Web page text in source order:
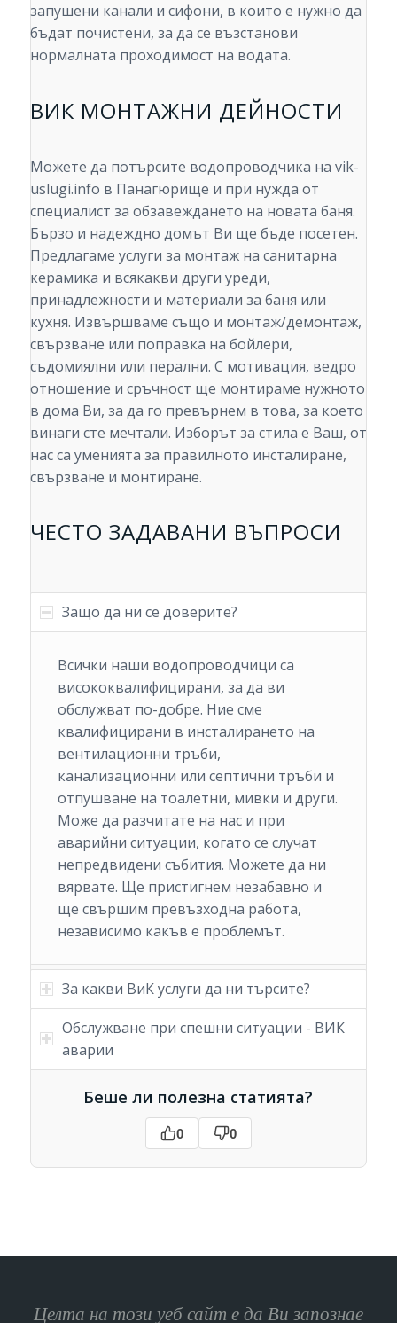
запушени канали и сифони, в които е нужно да
бъдат почистени, за да се възстанови
нормалната проходимост на водата.
ВИК МОНТАЖНИ ДЕЙНОСТИ
Можете да потърсите водопроводчика на vik-
uslugi.info в Панагюрище и при нужда от
специалист за обзавеждането на новата баня.
Бързо и надеждно домът Ви ще бъде посетен.
Предлагаме услуги за монтаж на санитарна
керамика и всякакви други уреди,
принадлежности и материали за баня или
кухня. Извършваме също и монтаж/демонтаж,
свързване или поправка на бойлери,
съдомиялни или перални. С мотивация, ведро
отношение и сръчност ще монтираме нужното
в дома Ви, за да го превърнем в това, за което
винаги сте мечтали. Изборът за стила е Ваш, от
нас са уменията за правилното инсталиране,
свързване и монтиране.
ЧЕСТО ЗАДАВАНИ ВЪПРОСИ
Защо да ни се доверите?
Всички наши водопроводчици са
висококвалифицирани, за да ви
обслужват по-добре. Ние сме
квалифицирани в инсталирането на
вентилационни тръби,
канализационни или септични тръби и
отпушване на тоалетни, мивки и други.
Може да разчитате на нас и при
аварийни ситуации, когато се случат
непредвидени събития. Можете да ни
вярвате. Ще пристигнем незабавно и
ще свършим превъзходна работа,
независимо какъв е проблемът.
За какви ВиК услуги да ни търсите?
Обслужване при спешни ситуации - ВИК
аварии
Беше ли полезна статията?
0 0
Целта на този уеб сайт е да Ви запознае